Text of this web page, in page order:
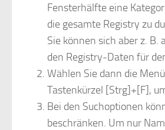
Fensterhälfte eine
die gesamte Registry zu
Sie können sich aber z. B.
den Registry-Daten für
Wählen Sie dann die
Tastenkürzel [Strg]+[F],
Bei den Suchoptionen
beschränken. Um nur